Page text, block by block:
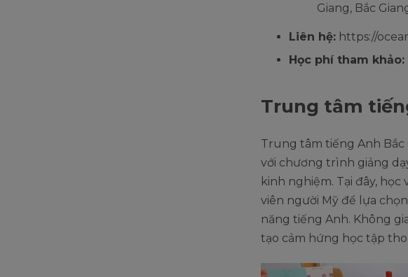
Giang, Bắc
Liên hệ: https://
Học phí tham khảo:
Trung tâm
Trung tâm tiếng Anh Bắc
với chương trình giảng
kinh nghiệm. Tại đây, học
viên người Mỹ để lựa
năng tiếng Anh. Không
tạo cảm hứng học tập